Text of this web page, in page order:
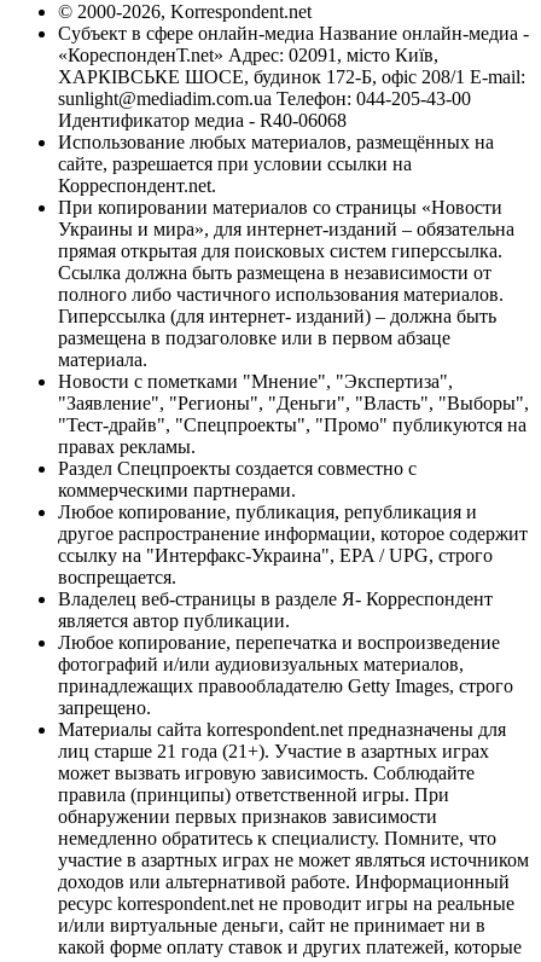
© 2000-2026, Korrespondent.net
Субъект в сфере онлайн-медиа Название онлайн-медиа -
«КореспонденТ.net» Адрес: 02091, місто Київ,
ХАРКІВСЬКЕ ШОСЕ, будинок 172-Б, офіс 208/1 E-mail:
sunlight@mediadim.com.ua Телефон: 044-205-43-00
Идентификатор медиа - R40-06068
Использование любых материалов, размещённых на
сайте, разрешается при условии ссылки на
Корреспондент.net.
При копировании материалов со страницы «Новости
Украины и мира», для интернет-изданий – обязательна
прямая открытая для поисковых систем гиперссылка.
Ссылка должна быть размещена в независимости от
полного либо частичного использования материалов.
Гиперссылка (для интернет- изданий) – должна быть
размещена в подзаголовке или в первом абзаце
материала.
Новости с пометками "Мнение", "Экспертиза",
"Заявление", "Регионы", "Деньги", "Власть", "Выборы",
"Тест-драйв", "Спецпроекты", "Промо" публикуются на
правах рекламы.
Раздел Спецпроекты создается совместно с
коммерческими партнерами.
Любое копирование, публикация, републикация и
другое распространение информации, которое содержит
ссылку на "Интерфакс-Украина", EPA / UPG, строго
воспрещается.
Владелец веб-страницы в разделе Я- Корреспондент
является автор публикации.
Любое копирование, перепечатка и воспроизведение
фотографий и/или аудиовизуальных материалов,
принадлежащих правообладателю Getty Images, строго
запрещено.
Материалы сайта korrespondent.net предназначены для
лиц старше 21 года (21+). Участие в азартных играх
может вызвать игровую зависимость. Соблюдайте
правила (принципы) ответственной игры. При
обнаружении первых признаков зависимости
немедленно обратитесь к специалисту. Помните, что
участие в азартных играх не может являться источником
доходов или альтернативой работе. Информационный
ресурс korrespondent.net не проводит игры на реальные
и/или виртуальные деньги, сайт не принимает ни в
какой форме оплату ставок и других платежей, которые